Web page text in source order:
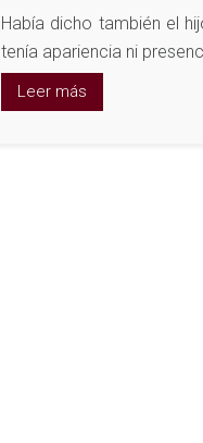
Había dicho también el
tenía apariencia ni
Leer más